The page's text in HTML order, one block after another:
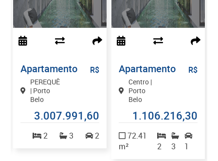
Apartamento
PEREQUÊ
| Porto
Belo
R$
3.007.991,60
2 3 2
Apartamento
Centro |
Porto
Belo
R$
1.106.216,30
72.41
m²
2 3 1